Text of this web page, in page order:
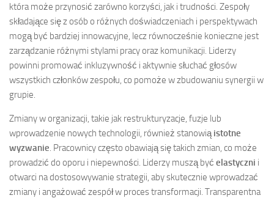
która może przynosić zarówno korzyści, jak i trudności. Zespoły
składające się z osób o różnych doświadczeniach i perspektywach
mogą być bardziej innowacyjne, lecz równocześnie konieczne jest
zarządzanie różnymi stylami pracy oraz komunikacji. Liderzy
powinni promować inkluzywność i aktywnie słuchać głosów
wszystkich członków zespołu, co pomoże w zbudowaniu synergii w
grupie.
Zmiany w organizacji, takie jak restrukturyzacje, fuzje lub
wprowadzenie nowych technologii, również stanowiąistotne
wyzwanie. Pracownicy często obawiają się takich zmian, co może
prowadzić do oporu i niepewności. Liderzy muszą być elastyczni i
otwarci na dostosowywanie strategii, aby skutecznie wprowadzać
zmiany i angażować zespół w proces transformacji. Transparentna